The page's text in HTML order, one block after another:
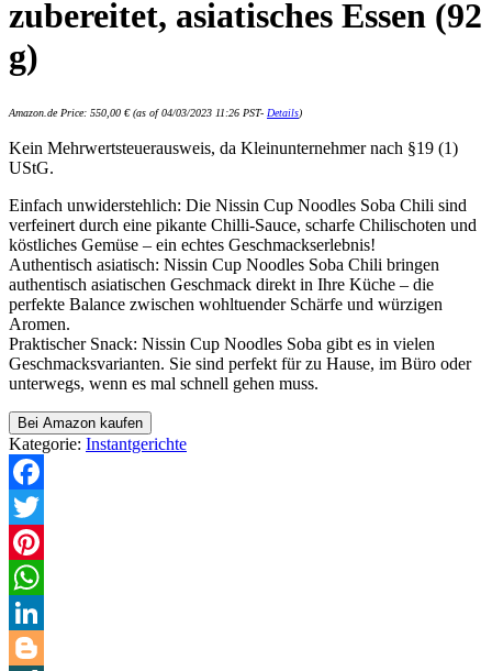
zubereitet, asiatisches Essen (92
g)
Amazon.de Price: 550,00 €(as of 04/03/2023 11:26 PST- Details)
Kein Mehrwertsteuerausweis, da Kleinunternehmer nach §19 (1)
UStG.
Einfach unwiderstehlich: Die Nissin Cup Noodles Soba Chili sind
verfeinert durch eine pikante Chilli-Sauce, scharfe Chilischoten und
köstliches Gemüse – ein echtes Geschmackserlebnis!
Authentisch asiatisch: Nissin Cup Noodles Soba Chili bringen
authentisch asiatischen Geschmack direkt in Ihre Küche – die
perfekte Balance zwischen wohltuender Schärfe und würzigen
Aromen.
Praktischer Snack: Nissin Cup Noodles Soba gibt es in vielen
Geschmacksvarianten. Sie sind perfekt für zu Hause, im Büro oder
unterwegs, wenn es mal schnell gehen muss.
Bei Amazon kaufen
Kategorie: Instantgerichte
Facebook
Twitter
Pinterest
WhatsApp
LinkedIn